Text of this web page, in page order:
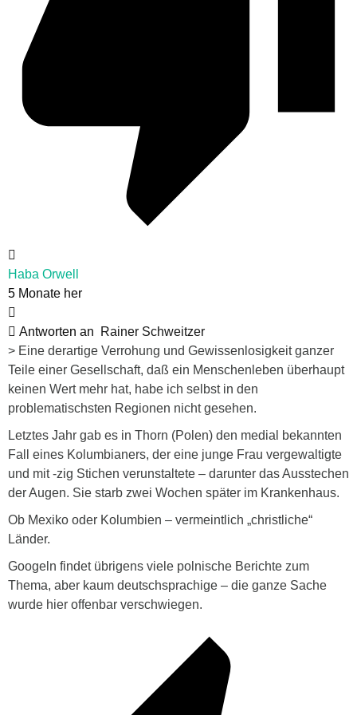
Haba Orwell
5 Monate her
Antworten an
Rainer Schweitzer
> Eine derartige Verrohung und Gewissenlosigkeit ganzer
Teile einer Gesellschaft, daß ein Menschenleben überhaupt
keinen Wert mehr hat, habe ich selbst in den
problematischsten Regionen nicht gesehen.
Letztes Jahr gab es in Thorn (Polen) den medial bekannten
Fall eines Kolumbianers, der eine junge Frau vergewaltigte
und mit -zig Stichen verunstaltete – darunter das Ausstechen
der Augen. Sie starb zwei Wochen später im Krankenhaus.
Ob Mexiko oder Kolumbien – vermeintlich „christliche“
Länder.
Googeln findet übrigens viele polnische Berichte zum
Thema, aber kaum deutschsprachige – die ganze Sache
wurde hier offenbar verschwiegen.